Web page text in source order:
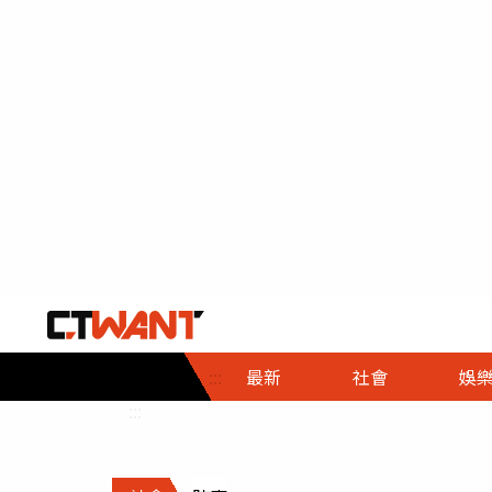
::: 最新 社會
社會首頁
時事
調查
娛樂
娛樂首頁
即時
財經首頁
熱線
政